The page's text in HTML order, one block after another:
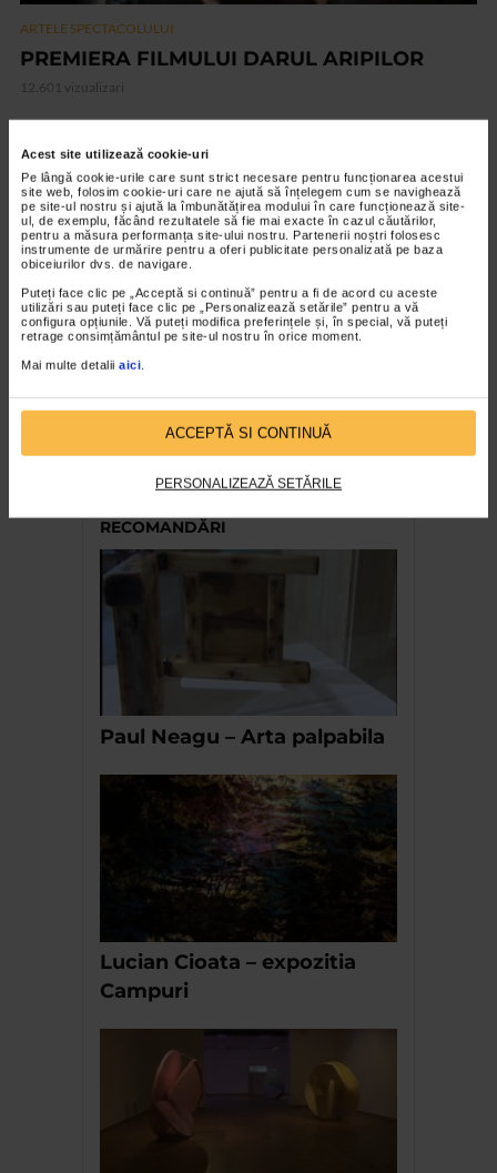
Acest site utilizează cookie-uri
Pe lângă cookie-urile care sunt strict necesare pentru funcționarea acestui
site web, folosim cookie-uri care ne ajută să înțelegem cum se navighează
pe site-ul nostru și ajută la îmbunătățirea modului în care funcționează site-
ul, de exemplu, făcând rezultatele să fie mai exacte în cazul căutărilor,
pentru a măsura performanța site-ului nostru. Partenerii noștri folosesc
instrumente de urmărire pentru a oferi publicitate personalizată pe baza
obiceiurilor dvs. de navigare.
Puteți face clic pe „Acceptă si continuă” pentru a fi de acord cu aceste
utilizări sau puteți face clic pe „Personalizează setările” pentru a vă
configura opțiunile. Vă puteți modifica preferințele și, în special, vă puteți
retrage consimțământul pe site-ul nostru în orice moment.
Mai multe detalii aici
ACCEPTĂ SI CONTINUĂ
PERSONALIZEAZĂ SETĂRILE
ARTELE SPECTACOLULUI
PREMIERA FILMULUI DARUL ARIPILOR
12.601 vizualizari
VIDEO
ARTELE SPECTACOLULUI
Expozitia Martie la feminin
RECOMANDĂRI
Paul Neagu – Arta palpabila
Lucian Cioata – expozitia
Campuri